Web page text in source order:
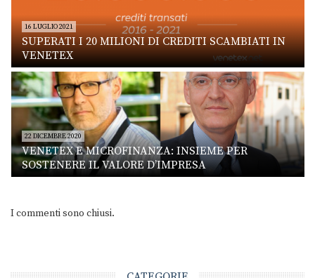
16 LUGLIO 2021
SUPERATI I 20 MILIONI DI CREDITI SCAMBIATI IN
VENETEX
22 DICEMBRE 2020
VENETEX E MICROFINANZA: INSIEME PER
SOSTENERE IL VALORE D’IMPRESA
I commenti sono chiusi.